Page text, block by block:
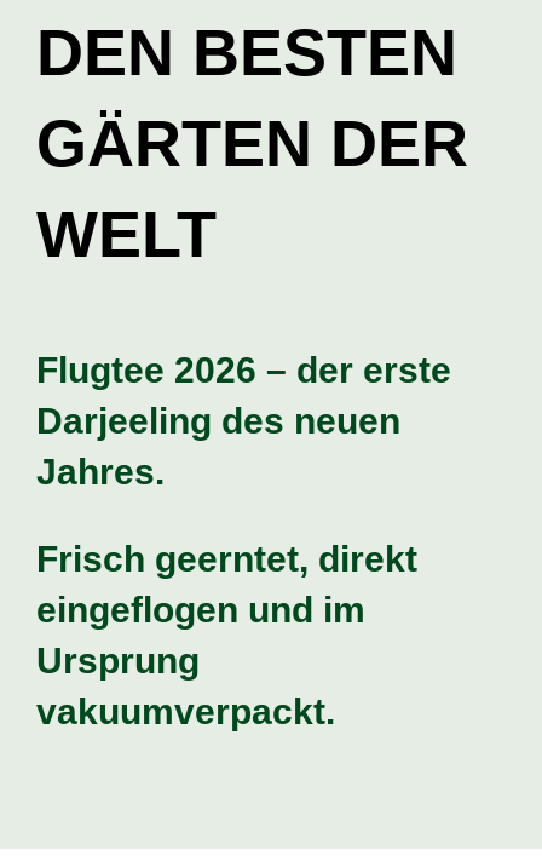
DEN BESTEN
GÄRTEN DER
WELT
Flugtee 2026 – der erste
Darjeeling des neuen
Jahres.
Frisch geerntet, direkt
eingeflogen und im
Ursprung
vakuumverpackt.